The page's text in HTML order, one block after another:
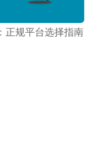
正规平台选择指南